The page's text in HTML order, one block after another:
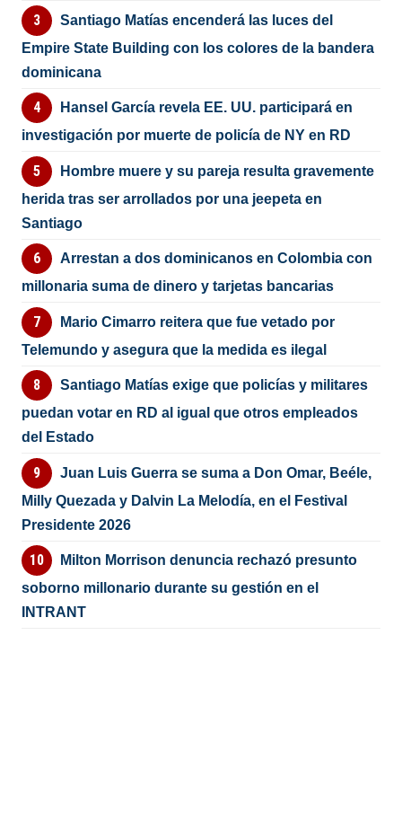
Santiago Matías encenderá las luces del
Empire State Building con los colores de la bandera
dominicana
Hansel García revela EE. UU. participará en
investigación por muerte de policía de NY en RD
Hombre muere y su pareja resulta gravemente
herida tras ser arrollados por una jeepeta en
Santiago
Arrestan a dos dominicanos en Colombia con
millonaria suma de dinero y tarjetas bancarias
Mario Cimarro reitera que fue vetado por
Telemundo y asegura que la medida es ilegal
Santiago Matías exige que policías y militares
puedan votar en RD al igual que otros empleados
del Estado
Juan Luis Guerra se suma a Don Omar, Beéle,
Milly Quezada y Dalvin La Melodía, en el Festival
Presidente 2026
Milton Morrison denuncia rechazó presunto
soborno millonario durante su gestión en el
INTRANT